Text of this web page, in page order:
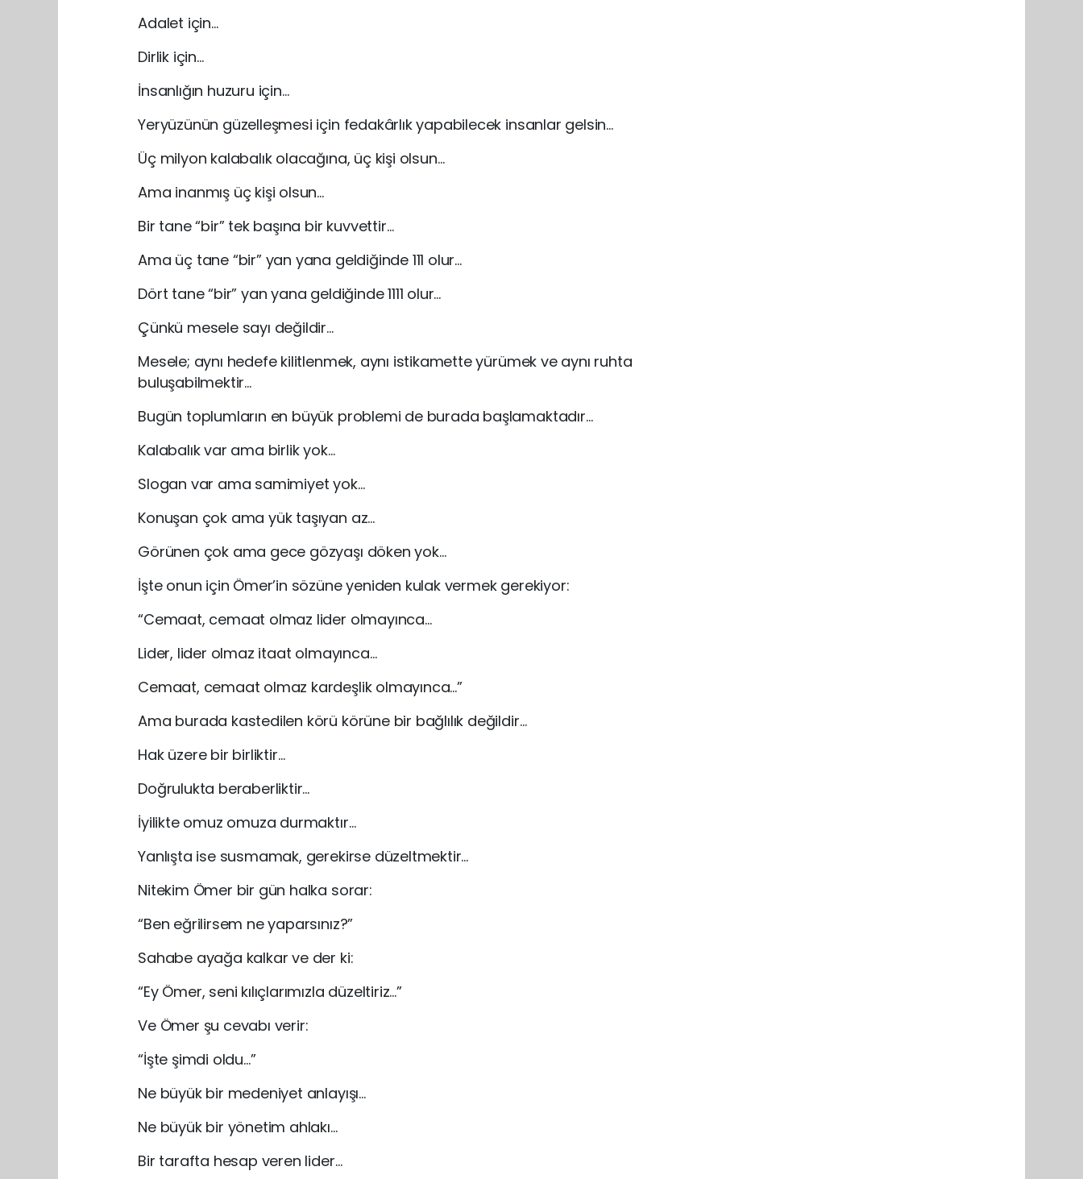
Adalet için…
Dirlik için…
İnsanlığın huzuru için…
Yeryüzünün güzelleşmesi için fedakârlık yapabilecek insanlar gelsin…
Üç milyon kalabalık olacağına, üç kişi olsun…
Ama inanmış üç kişi olsun…
Bir tane “bir” tek başına bir kuvvettir…
Ama üç tane “bir” yan yana geldiğinde 111 olur…
Dört tane “bir” yan yana geldiğinde 1111 olur…
Çünkü mesele sayı değildir…
Mesele; aynı hedefe kilitlenmek, aynı istikamette yürümek ve aynı ruhta
buluşabilmektir…
Bugün toplumların en büyük problemi de burada başlamaktadır…
Kalabalık var ama birlik yok…
Slogan var ama samimiyet yok…
Konuşan çok ama yük taşıyan az…
Görünen çok ama gece gözyaşı döken yok…
İşte onun için Ömer’in sözüne yeniden kulak vermek gerekiyor:
“Cemaat, cemaat olmaz lider olmayınca…
Lider, lider olmaz itaat olmayınca…
Cemaat, cemaat olmaz kardeşlik olmayınca…”
Ama burada kastedilen körü körüne bir bağlılık değildir…
Hak üzere bir birliktir…
Doğrulukta beraberliktir…
İyilikte omuz omuza durmaktır…
Yanlışta ise susmamak, gerekirse düzeltmektir…
Nitekim Ömer bir gün halka sorar:
“Ben eğrilirsem ne yaparsınız?”
Sahabe ayağa kalkar ve der ki:
“Ey Ömer, seni kılıçlarımızla düzeltiriz…”
Ve Ömer şu cevabı verir:
“İşte şimdi oldu…”
Ne büyük bir medeniyet anlayışı…
Ne büyük bir yönetim ahlakı…
Bir tarafta hesap veren lider…